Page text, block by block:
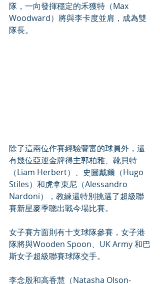
隊，一向發揮穩定的禾獲特（Max
Woodward）將與李卡度並肩，成為雙
隊長。
除了這兩位作賽經驗豐富的球員外，還
有幾位亞運金牌得主郭柏雅、靴貝特
（Liam Herbert）、史圖戴爾（Hugo
Stiles）和虎拿東尼（Alessandro
Nardoni），教練還特別挑選了超級聯
賽新星麥季聰出戰今場比賽。
女子賽方面則有十支球隊參賽，女子港
隊將與Wooden Spoon、UK Army 和巴
斯女子超級聯賽球隊交手。
李念殷和高香慧（Natasha Olson-